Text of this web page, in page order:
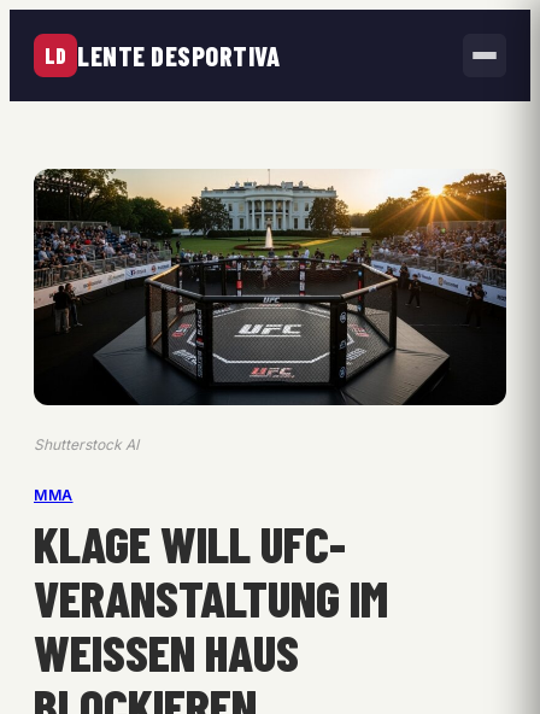
LD LENTE DESPORTIVA
Shutterstock AI
MMA
KLAGE WILL UFC-
VERANSTALTUNG IM
WEISSEN HAUS B